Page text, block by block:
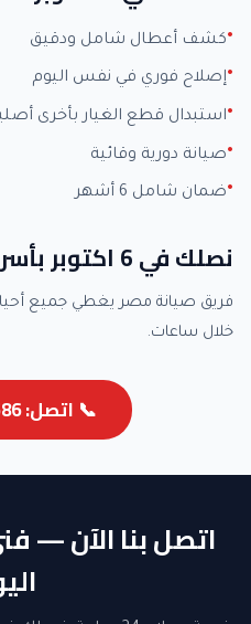
كشف أعطال شامل ودقيق
إصلاح فوري في نفس اليوم
استبدال قطع الغيار بأخرى
صيانة دورية وقائية
ضمان شامل 6 أشهر
نصلك في 6 اكتوبر بأسرع وقت
خلال ساعات.
📞 اتصل: 01000069586
اتصل بنا الآن